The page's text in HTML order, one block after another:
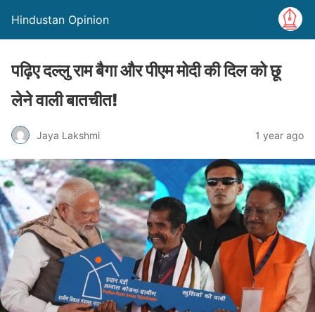
Hindustan Opinion
पढ़िए दल्लु राम बैगा और पीएम मोदी की दिल को छू
लेने वाली बातचीत!
Jaya Lakshmi 1 year ago